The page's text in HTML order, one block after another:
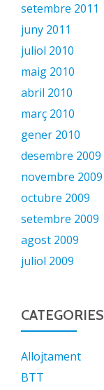
setembre 2011
juny 2011
juliol 2010
maig 2010
abril 2010
març 2010
gener 2010
desembre 2009
novembre 2009
octubre 2009
setembre 2009
agost 2009
juliol 2009
CATEGORIES
Allojtament
BTT